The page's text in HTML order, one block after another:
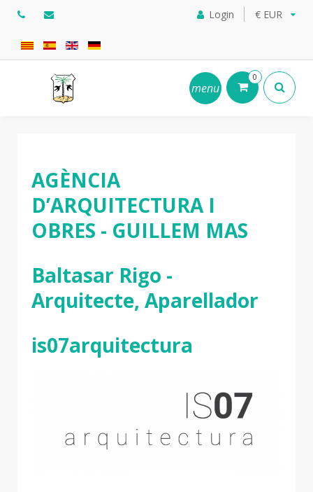
Login € EUR
menu
0
AGÈNCIA
D’ARQUITECTURA I
OBRES - GUILLEM MAS
Baltasar Rigo -
Arquitecte, Aparellador
is07arquitectura